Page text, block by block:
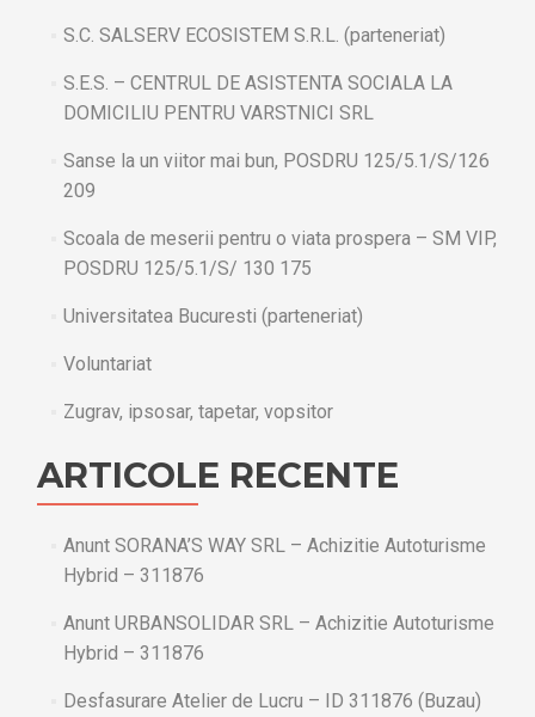
S.C. SALSERV ECOSISTEM S.R.L. (parteneriat)
S.E.S. – CENTRUL DE ASISTENTA SOCIALA LA
DOMICILIU PENTRU VARSTNICI SRL
Sanse la un viitor mai bun, POSDRU 125/5.1/S/126
209
Scoala de meserii pentru o viata prospera – SM VIP,
POSDRU 125/5.1/S/ 130 175
Universitatea Bucuresti (parteneriat)
Voluntariat
Zugrav, ipsosar, tapetar, vopsitor
ARTICOLE RECENTE
Anunt SORANA’S WAY SRL – Achizitie Autoturisme
Hybrid – 311876
Anunt URBANSOLIDAR SRL – Achizitie Autoturisme
Hybrid – 311876
Desfasurare Atelier de Lucru – ID 311876 (Buzau)